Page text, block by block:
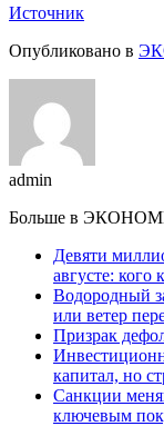
Источник
Опубликовано в
admin
Больше в
Девяти
августе: кого
Водородный
или ветер
Призрак
капитал, но
Санкции
ключевым